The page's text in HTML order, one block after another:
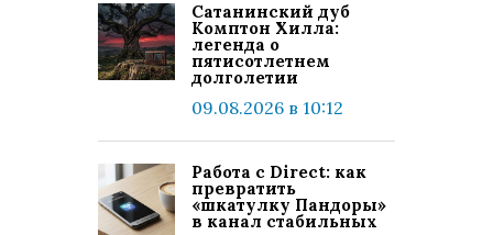
Сатанинский дуб
Комптон Хилла:
легенда о
пятисотлетнем
долголетии
09.08.2026 в 10:12
Работа с Direct: как
превратить
«шкатулку Пандоры»
в канал стабильных